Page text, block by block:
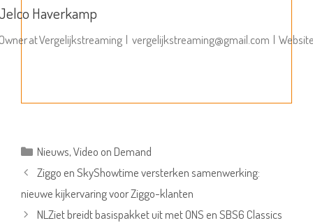
Haverkamp
atVergelijkstreaming | vergelijkstreaming@gmail.com |
Categorieën
Nieuws,Video on Demand
Ziggo en SkyShowtime versterken samenwerking:
nieuwe kijkervaring voor Ziggo-klanten
NLZiet breidt basispakket uit met ONS en SBS6 Classics